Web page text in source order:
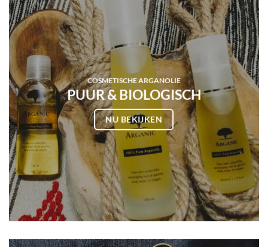
COSMETISCHE ARGANOLIE
PUUR & BIOLOGISCH
NU BEKIJKEN